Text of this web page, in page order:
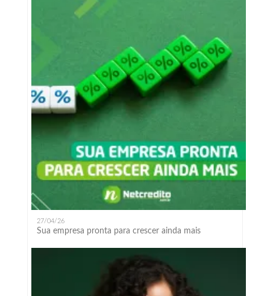
27/04/26
Sua empresa pronta para crescer ainda mais